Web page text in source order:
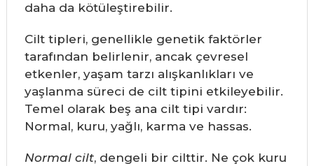
daha da kötüleştirebilir.
Cilt tipleri, genellikle genetik faktörler
tarafından belirlenir, ancak çevresel
etkenler, yaşam tarzı alışkanlıkları ve
yaşlanma süreci de cilt tipini etkileyebilir.
Temel olarak beş ana cilt tipi vardır:
Normal, kuru, yağlı, karma ve hassas.
Normal cilt, dengeli bir cilttir. Ne çok kuru